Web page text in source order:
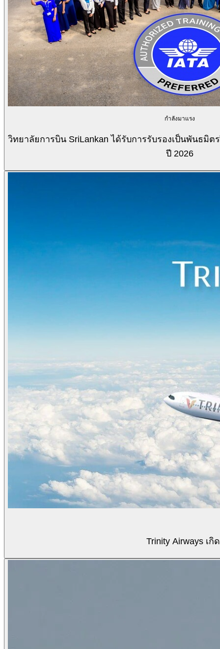
กำลังมาแรง
วิทยาลัยการบิน SriLankan ได้รับการรับรองเป็นพันธมิ
ปี 2026
Trinity Airways เ